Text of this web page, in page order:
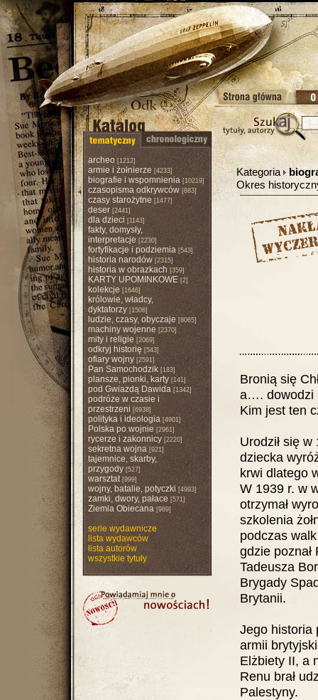
archeo [1212]
armie i żołnierze [4233]
biografie i wspomnienia[10219]
czasopisma odkrywców[883]
czasy starożytne [1477]
deser[2441]
dla dzieci [1143]
fakty, domysły,
interpretacje [2230]
fortyfikacje i podziemia[543]
historia narodów[2315]
historia w obrazkach [359]
KARTY UPOMINKOWE[2]
kolekcje [1646]
królowie, władcy,
dyktatorzy[1506]
ludzie, czasy, obyczaje [8065]
machiny wojenne [2370]
mity i religie [2069]
odkryj historię[543]
ofiary wojny[2591]
Pan Samochodzik[183]
plansze, pionki, karty[141]
pod Gwiazdą Dawida[1342]
podróże w czasie i
przestrzeni [6938]
polityka i ideologia[4901]
Polska po wojnie [2961]
rycerze i zakonnicy[2220]
sekretna wojna[921]
tajemnice, skarby,
przygody[527]
warsztat[999]
wojny, batalie, potyczki [4993]
zamki, dwory, pałace [571]
Ziemia Obiecana[989]
serie wydawnicze
lista wydawców
lista autorów
wszystkie tytuły
Kategoria
Okres
Bronią się
a…. dowodzi
Kim jest ten
Urodził się
dziecka
krwi dlatego
W 1939 r. w
otrzymał
szkolenia
podczas
gdzie
Tadeusza
Brygady
Brytanii.
Jego historia
armii
Elżbiety II, a
Renu brał
Palestyny.